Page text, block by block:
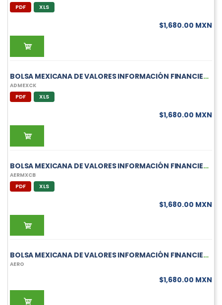
PDF XLS
$1,680.00 MXN
BOLSA MEXICANA DE VALORES INFORMACIÓN FINANCIERA TRIMESTRAL DE ADMEXCK
ADMEXCK
PDF XLS
$1,680.00 MXN
BOLSA MEXICANA DE VALORES INFORMACIÓN FINANCIERA TRIMESTRAL DE AERMXCB
AERMXCB
PDF XLS
$1,680.00 MXN
BOLSA MEXICANA DE VALORES INFORMACIÓN FINANCIERA TRIMESTRAL DE AERO
AERO
$1,680.00 MXN